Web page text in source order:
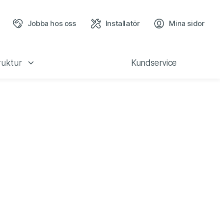
Jobba hos oss Installatör
Mina sidor
Kundservice